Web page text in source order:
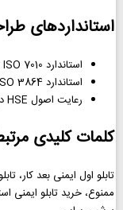
استانداردهای
استاندارد ISO 7010 برای نمادهای ایمنی
استاندارد ISO 3864 برای رنگ‌بندی و شکل تابلوها
رعایت اصول HSE در محیط‌های صنعتی
کلمات کلیدی